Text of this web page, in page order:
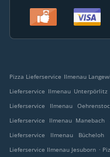
Pizza Lieferservice Ilmenau
Lieferservice Ilmenau Unterpörlitz
Lieferservice Ilmenau
Lieferservice Ilmenau Manebach
Lieferservice Ilmenau Bücheloh
Lieferservice Ilmenau Jesuborn .